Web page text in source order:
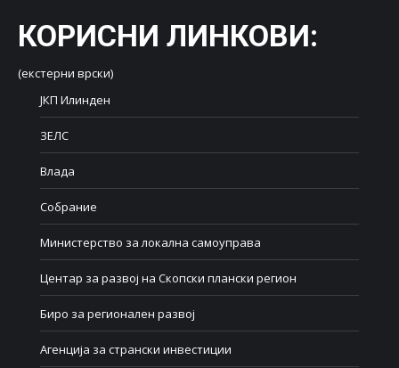
КОРИСНИ ЛИНКОВИ:
(екстерни врски)
ЈКП Илинден
ЗЕЛС
Влада
Собрание
Министерство за локална самоуправа
Центар за развој на Скопски плански регион
Биро за регионален развој
Агенција за странски инвестиции